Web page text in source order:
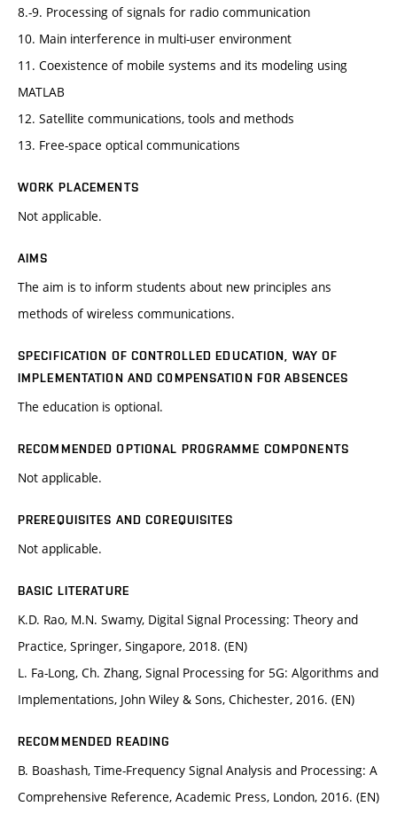
8.-9. Processing of signals for radio communication
10. Main interference in multi-user environment
11. Coexistence of mobile systems and its modeling using
MATLAB
12. Satellite communications, tools and methods
13. Free-space optical communications
WORK PLACEMENTS
Not applicable.
AIMS
The aim is to inform students about new principles ans
methods of wireless communications.
SPECIFICATION OF CONTROLLED EDUCATION, WAY OF
IMPLEMENTATION AND COMPENSATION FOR ABSENCES
The education is optional.
RECOMMENDED OPTIONAL PROGRAMME COMPONENTS
Not applicable.
PREREQUISITES AND COREQUISITES
Not applicable.
BASIC LITERATURE
K.D. Rao, M.N. Swamy, Digital Signal Processing: Theory and
Practice, Springer, Singapore, 2018. (EN)
L. Fa-Long, Ch. Zhang, Signal Processing for 5G: Algorithms and
Implementations, John Wiley & Sons, Chichester, 2016. (EN)
RECOMMENDED READING
B. Boashash, Time-Frequency Signal Analysis and Processing: A
Comprehensive Reference, Academic Press, London, 2016. (EN)